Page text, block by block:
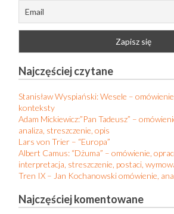
Najczęściej czytane
Stanisław Wyspiański: Wesele –
konteksty
Adam Mickiewicz:”Pan Tadeusz” –
analiza, streszczenie, opis
Lars von Trier – “Europa”
Albert Camus: “Dżuma” – omówienie,
interpretacja, streszczenie, postaci,
Tren IX – Jan Kochanowski omówienie,
Najczęściej komentowane